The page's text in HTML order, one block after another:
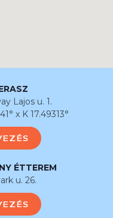
Lajos u. 1.
x K 17.49313°
ÉTTEREM
u. 26.